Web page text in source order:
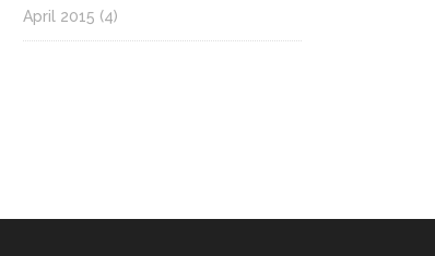
April 2015 (4)